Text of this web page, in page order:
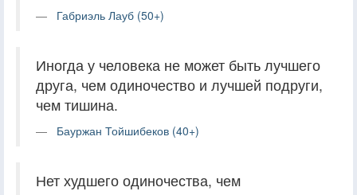
Габриэль Лауб (50+)
Иногда у человека не может быть лучшего
друга, чем одиночество и лучшей подруги,
чем тишина.
Бауржан Тойшибеков (40+)
Нет худшего одиночества, чем